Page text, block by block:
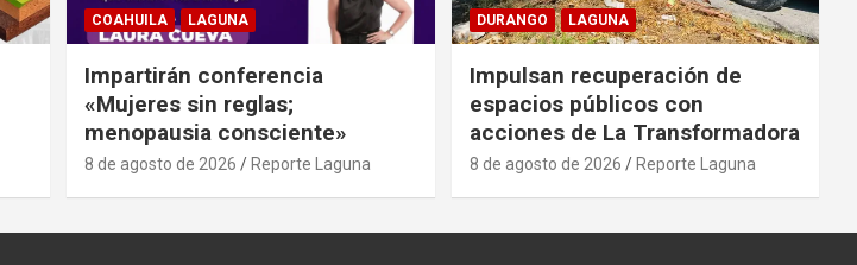
COAHUILA LAGUNA
Impartirán conferencia
«Mujeres sin reglas;
menopausia consciente»
8 de agosto de 2026 Reporte Laguna
DURANGO LAGUNA
Impulsan recuperación de
espacios públicos con
acciones de La Transformadora
8 de agosto de 2026 Reporte Laguna